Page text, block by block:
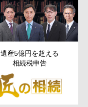
次世代以降まで残す
ための財産管理